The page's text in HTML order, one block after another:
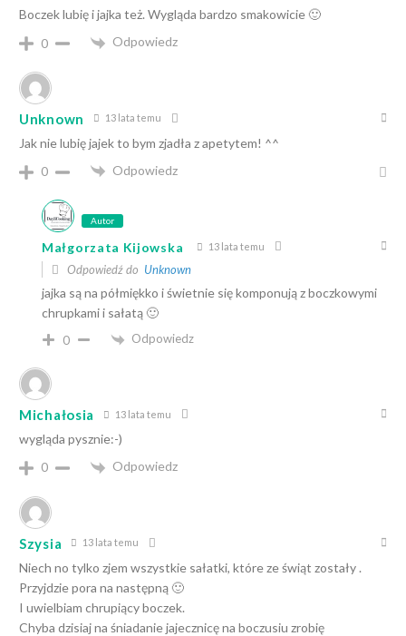
Boczek lubię i jajka też. Wygląda bardzo smakowicie 🙂
0
Odpowiedz
Unknown 13 lata temu
Jak nie lubię jajek to bym zjadła z apetytem! ^^
0
Odpowiedz
Autor
Małgorzata Kijowska 13 lata temu
Odpowiedź do Unknown
jajka są na półmiękko i świetnie się komponują z boczkowymi
chrupkami i sałatą 🙂
0 Odpowiedz
Michałosia 13 lata temu
wygląda pysznie:-)
0
Odpowiedz
Szysia 13 lata temu
Niech no tylko zjem wszystkie sałatki, które ze świąt zostały .
Przyjdzie pora na następną 🙂
I uwielbiam chrupiący boczek.
Chyba dzisiaj na śniadanie jajecznicę na boczusiu zrobię